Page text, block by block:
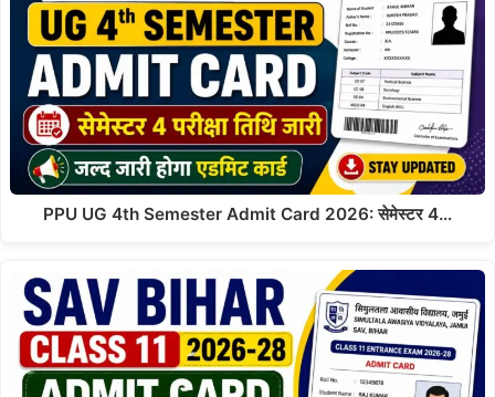
PPU UG 4th Semester Admit Card 2026: सेमेस्टर 4…